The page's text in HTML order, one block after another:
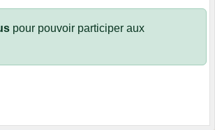
pour pouvoir participer aux